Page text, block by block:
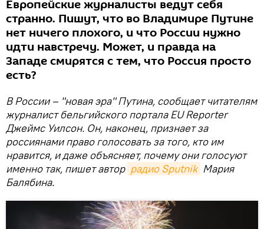
Европейские журналисты ведут себя
странно. Пишут, что во Владимире Путине
нет ничего плохого, и что России нужно
идти навстречу. Может, и правда на
Западе смирятся с тем, что Россия просто
есть?
В России – "новая эра" Путина, сообщает читателям
журналист бельгийского портала EU Reporter
Джеймс Уилсон. Он, наконец, признает за
россиянами право голосовать за того, кто им
нравится, и даже объясняет, почему они голосуют
именно так, пишет автор радио Sputnik Мария
Балябина.